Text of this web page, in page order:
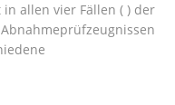
allen vier Fällen ( ) der